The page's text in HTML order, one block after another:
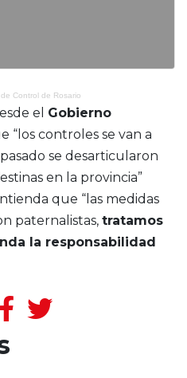
Control de Rosario
el Gobierno
“los controles se van a
se desarticularon
en la provincia”
que “las medidas
paternalistas, tratamos
la responsabilidad